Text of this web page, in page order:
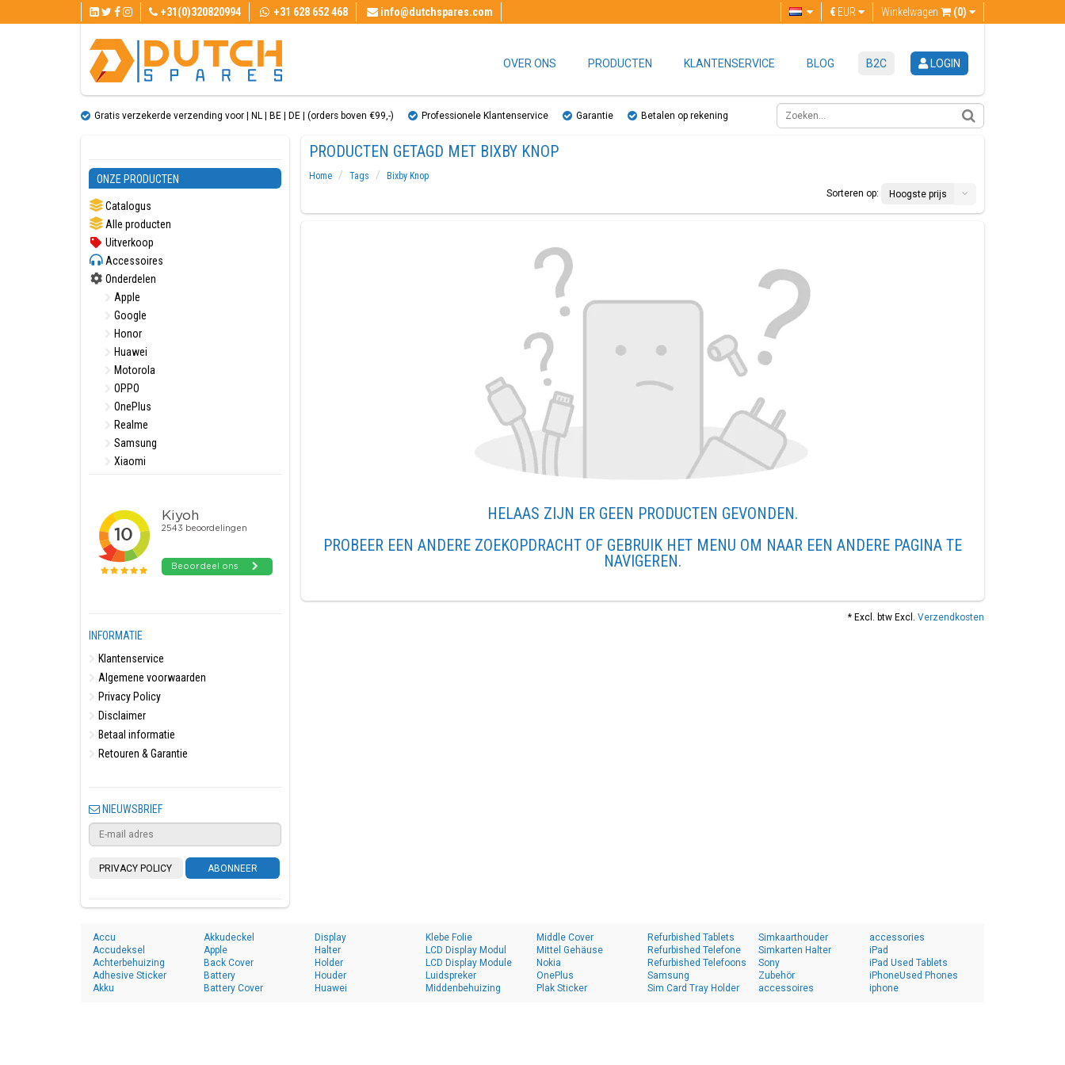
+31(0)320820994 +31 628 652 468 info@dutchspares.com Winkelwagen (0)
€ EUR
OVER ONS PRODUCTEN KLANTENSERVICE BLOG B2C LOGIN
Gratis verzekerde verzending voor | NL | BE | DE | (orders boven €99,-) Professionele Klantenservice Garantie Betalen op rekening
ONZE PRODUCTEN
Catalogus
Alle producten
Uitverkoop
Accessoires
Onderdelen
Apple
Google
Honor
Huawei
Motorola
OPPO
OnePlus
Realme
Samsung
Xiaomi
INFORMATIE
Klantenservice
Algemene voorwaarden
Privacy Policy
Disclaimer
Betaal informatie
Retouren & Garantie
NIEUWSBRIEF
PRIVACY POLICY ABONNEER
PRODUCTEN GETAGD MET BIXBY KNOP
Home Tags
Bixby Knop
Sorteren op:
Hoogste prijs
HELAAS ZIJN ER GEEN PRODUCTEN GEVONDEN.
PROBEER EEN ANDERE ZOEKOPDRACHT OF GEBRUIK HET MENU OM NAAR EEN ANDERE PAGINA TE
NAVIGEREN.
* Excl. btw Excl. Verzendkosten
Accu
Accudeksel
Achterbehuizing
Adhesive Sticker
Akku
Akkudeckel
Apple
Back Cover
Battery
Battery Cover
Display
Halter
Holder
Houder
Huawei
Klebe Folie
LCD Display Modul
LCD Display Module
Luidspreker
Middenbehuizing
Middle Cover
Mittel Gehäuse
Nokia
OnePlus
Plak Sticker
Refurbished Tablets
Refurbished Telefone
Refurbished Telefoons
Samsung
Sim Card Tray Holder
Simkaarthouder
Simkarten Halter
Sony
Zubehör
accessoires
accessories
iPad
iPad Used Tablets
iPhoneUsed Phones
iphone